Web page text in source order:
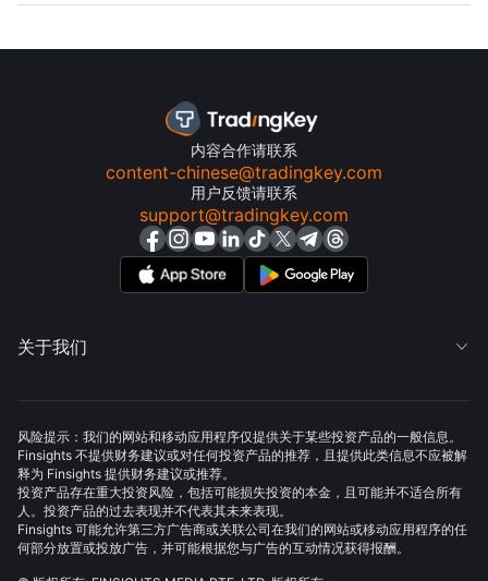
内容合作请联系
content-chinese@tradingkey.com
用户反馈请联系
support@tradingkey.com
关于我们 
风险提示：我们的网站和移动应用程序仅提供关于某些投资产品的一般信息。
Finsights 不提供财务建议或对任何投资产品的推荐，且提供此类信息不应被解
释为 Finsights 提供财务建议或推荐。
投资产品存在重大投资风险，包括可能损失投资的本金，且可能并不适合所有
人。投资产品的过去表现并不代表其未来表现。
Finsights 可能允许第三方广告商或关联公司在我们的网站或移动应用程序的任
何部分放置或投放广告，并可能根据您与广告的互动情况获得报酬。